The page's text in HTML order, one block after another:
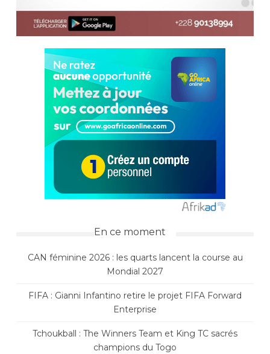
En ce moment
CAN féminine 2026 : les quarts lancent la course au
Mondial 2027
FIFA : Gianni Infantino retire le projet FIFA Forward
Enterprise
Tchoukball : The Winners Team et King TC sacrés
champions du Togo